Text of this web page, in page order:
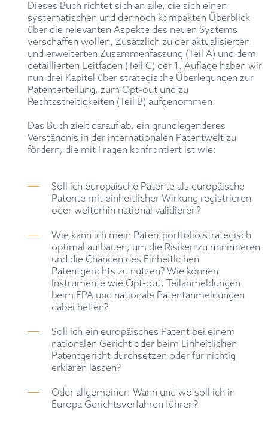
Dieses Buch richtet sich an alle, die sich einen
systematischen und dennoch kompakten Überblick
über die relevanten Aspekte des neuen Systems
verschaffen wollen. Zusätzlich zu der aktualisierten
und erweiterten Zusammenfassung (Teil A) und dem
detaillierten Leitfaden (Teil C) der 1. Auflage haben wir
nun drei Kapitel über strategische Überlegungen zur
Patenterteilung, zum Opt-out und zu
Rechtsstreitigkeiten (Teil B) aufgenommen.
Das Buch zielt darauf ab, ein grundlegenderes
Verständnis in der internationalen Patentwelt zu
fördern, die mit Fragen konfrontiert ist wie:
Soll ich europäische Patente als europäische
Patente mit einheitlicher Wirkung registrieren
oder weiterhin national validieren?
Wie kann ich mein Patentportfolio strategisch
optimal aufbauen, um die Risiken zu minimieren
und die Chancen des Einheitlichen
Patentgerichts zu nutzen? Wie können
Instrumente wie Opt-out, Teilanmeldungen
beim EPA und nationale Patentanmeldungen
dabei helfen?
Soll ich ein europäisches Patent bei einem
nationalen Gericht oder beim Einheitlichen
Patentgericht durchsetzen oder für nichtig
erklären lassen?
Oder allgemeiner: Wann und wo soll ich in
Europa Gerichtsverfahren führen?